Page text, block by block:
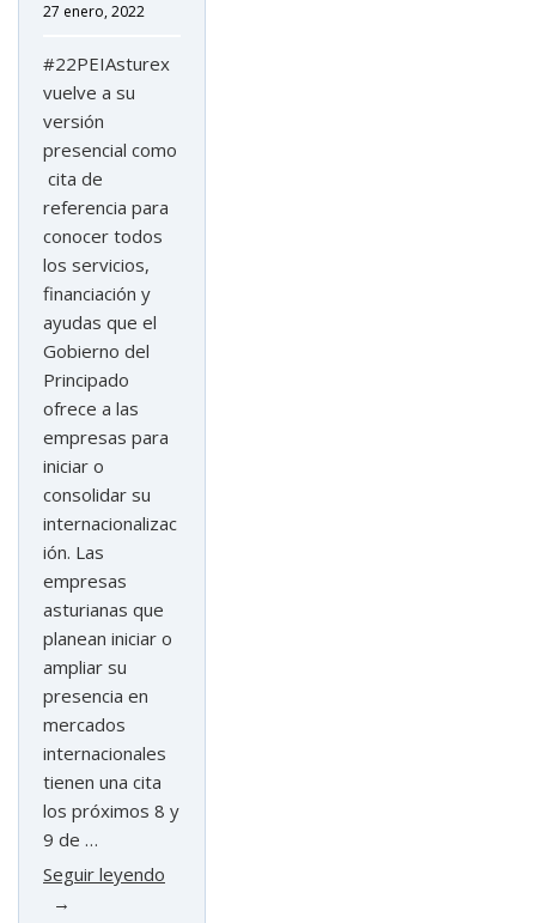
27 enero, 2022
#22PEIAsturex
vuelve a su
versión
presencial como
cita de
referencia para
conocer todos
los servicios,
financiación y
ayudas que el
Gobierno del
Principado
ofrece a las
empresas para
iniciar o
consolidar su
internacionalizac
ión. Las
empresas
asturianas que
planean iniciar o
ampliar su
presencia en
mercados
internacionales
tienen una cita
los próximos 8 y
9 de …
Seguir leyendo